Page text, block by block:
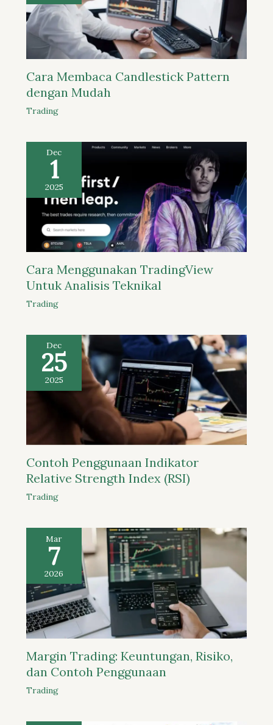
Cara Membaca Candlestick Pattern
dengan Mudah
Trading
Dec
1
2025
Cara Menggunakan TradingView
Untuk Analisis Teknikal
Trading
Dec
25
2025
Contoh Penggunaan Indikator
Relative Strength Index (RSI)
Trading
Mar
7
2026
Margin Trading: Keuntungan, Risiko,
dan Contoh Penggunaan
Trading